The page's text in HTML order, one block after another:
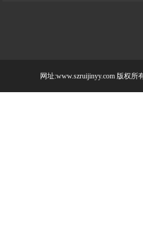
网址:www.szruijinyy.com 版权